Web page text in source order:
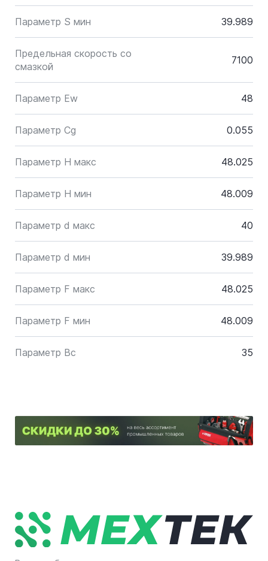
Параметр S мин 39.989
Предельная скорость со
смазкой
7100
Параметр Ew 48
Параметр Cg 0.055
Параметр H макс 48.025
Параметр H мин 48.009
Параметр d макс 40
Параметр d мин 39.989
Параметр F макс 48.025
Параметр F мин 48.009
Параметр Bc 35